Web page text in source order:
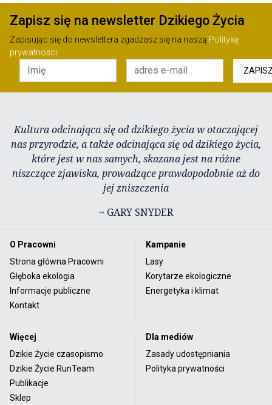
Zapisz się na newsletter Dzikiego Życia
Zapisując się do newslettera zgadzasz się na naszą Politykę
prywatności
Kultura odcinająca się od dzikiego życia w otaczającej
nas przyrodzie, a także odcinająca się od dzikiego życia,
które jest w nas samych, skazana jest na różne
niszczące zjawiska, prowadzące prawdopodobnie aż do
jej zniszczenia
~ GARY SNYDER
O Pracowni
Strona główna Pracowni
Głęboka ekologia
Informacje publiczne
Kontakt
Kampanie
Lasy
Korytarze ekologiczne
Energetyka i klimat
Więcej
Dzikie Życie czasopismo
Dzikie Życie RunTeam
Publikacje
Sklep
Dla mediów
Zasady udostępniania
Polityka prywatności